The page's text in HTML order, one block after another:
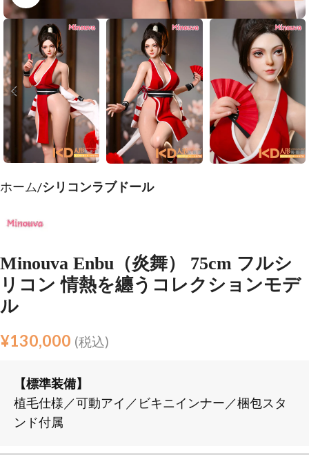
ホーム シリコンラブドール
Minouva Enbu（炎舞） 75cm フルシ
リコン 情熱を纏うコレクションモデ
ル
¥130,000 (税込)
【標準装備】
植毛仕様／可動アイ／ビキニインナー／梱包スタ
ンド付属